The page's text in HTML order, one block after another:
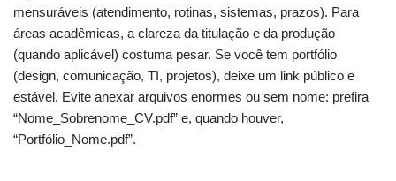
mensuráveis (atendimento, rotinas, sistemas, prazos). Para
áreas acadêmicas, a clareza da titulação e da produção
(quando aplicável) costuma pesar. Se você tem portfólio
(design, comunicação, TI, projetos), deixe um link público e
estável. Evite anexar arquivos enormes ou sem nome: prefira
“Nome_Sobrenome_CV.pdf” e, quando houver,
“Portfólio_Nome.pdf”.